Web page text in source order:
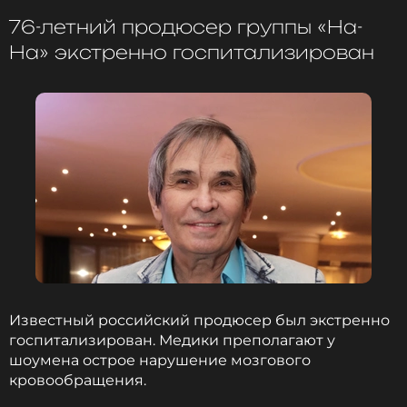
чтобы оставаться в курсе событий
ПОДПИСАТЬСЯ
ССЫЛКА
76-летний продюсер группы «На-
На» экстренно госпитализирован
Известный российский продюсер был экстренно
госпитализирован. Медики преполагают у
шоумена острое нарушение мозгового
кровообращения.